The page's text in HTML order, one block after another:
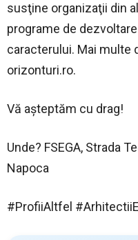
susţine organizaţii din
programe de
caracterului. Mai multe
orizonturi.ro.
Vă așteptăm cu drag!
Unde? FSEGA, Strada
Napoca
#ProfiiAltfel